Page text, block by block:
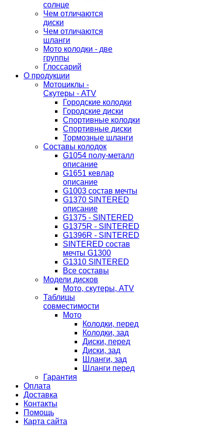
солнце
Чем отличаются
диски
Чем отличаются
шланги
Мото колодки - две
группы
Глоссарий
О продукции
Мотоциклы -
Скутеры - ATV
Городские колодки
Городские диски
Спортивные колодки
Спортивные диски
Тормозные шланги
Составы колодок
G1054 полу-металл
описание
G1651 кевлар
описание
G1003 состав мечты
G1370 SINTERED
описание
G1375 - SINTERED
G1375R - SINTERED
G1396R - SINTERED
SINTERED состав
мечты G1300
G1310 SINTERED
Все составы
Модели дисков
Мото, скутеры, ATV
Таблицы
совместимости
Мото
Колодки, перед
Колодки, зад
Диски, перед
Диски, зад
Шланги, зад
Шланги перед
Гарантия
Оплата
Доставка
Контакты
Помощь
Карта сайта